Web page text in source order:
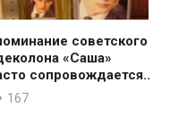
советского
«Саша»
сопровождается..
167